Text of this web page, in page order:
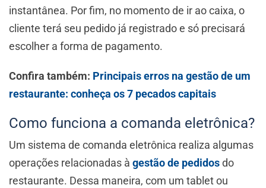
instantânea. Por fim, no momento de ir ao caixa, o
cliente terá seu pedido já registrado e só precisará
escolher a forma de pagamento.
Confira também: Principais erros na gestão de um
restaurante: conheça os 7 pecados capitais
Como funciona a comanda eletrônica?
Um sistema de comanda eletrônica realiza algumas
operações relacionadas à gestão de pedidosdo
restaurante. Dessa maneira, com um tablet ou